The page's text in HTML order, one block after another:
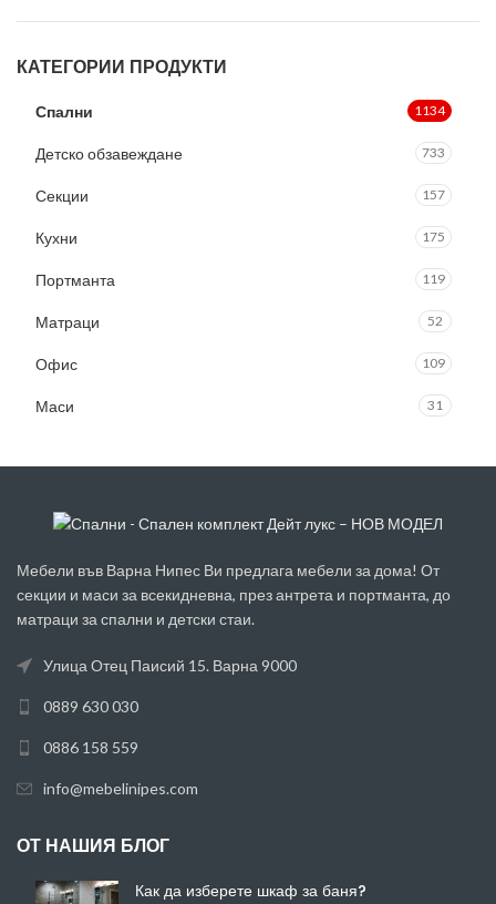
КАТЕГОРИИ ПРОДУКТИ
Спални 1134
Детско обзавеждане 733
Секции 157
Кухни 175
Портманта 119
Матраци 52
Офис 109
Маси 31
Мебели във Варна Нипес Ви предлага мебели за дома! От
секции и маси за всекидневна, през антрета и портманта, до
матраци за спални и детски стаи.
Улица Отец Паисий 15. Варна 9000
0889 630 030
0886 158 559
info@mebelinipes.com
ОТ НАШИЯ БЛОГ
Как да изберете шкаф за баня?